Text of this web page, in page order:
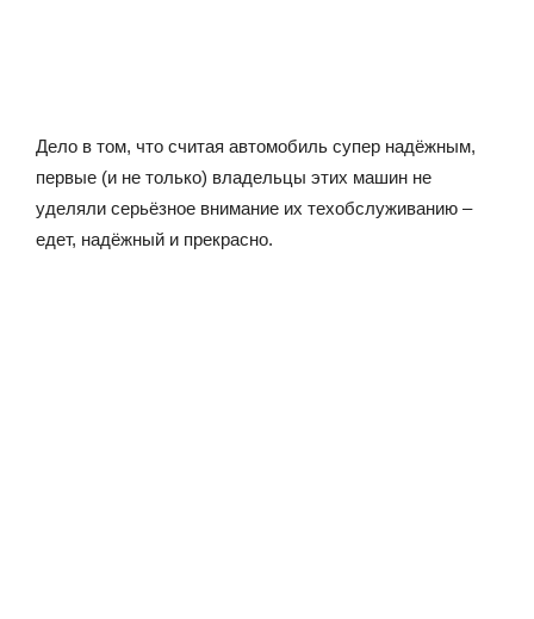
Дело в том, что считая автомобиль супер надёжным,
первые (и не только) владельцы этих машин не
уделяли серьёзное внимание их техобслуживанию –
едет, надёжный и прекрасно.